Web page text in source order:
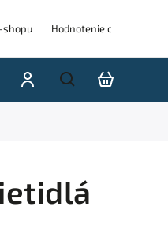
shopu Hodnotenie obchodu
Blog